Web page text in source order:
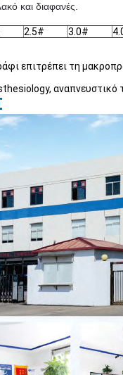
και διαφανές.
2.5# 3.0#
επιτρέπει τη
αναπνευστικό